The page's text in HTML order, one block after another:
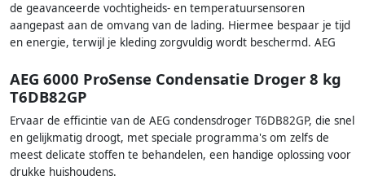
de geavanceerde vochtigheids- en temperatuursensoren
aangepast aan de omvang van de lading. Hiermee bespaar je tijd
en energie, terwijl je kleding zorgvuldig wordt beschermd. AEG
AEG 6000 ProSense Condensatie Droger 8 kg
T6DB82GP
Ervaar de efficintie van de AEG condensdroger T6DB82GP, die snel
en gelijkmatig droogt, met speciale programma's om zelfs de
meest delicate stoffen te behandelen, een handige oplossing voor
drukke huishoudens.